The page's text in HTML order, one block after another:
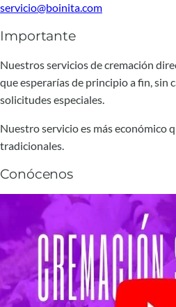
servicio@boinita.com
Importante
Nuestros servicios de cremación
que esperarías de principio a fin, sin
solicitudes especiales.
Nuestro servicio es más económico
tradicionales.
Conócenos